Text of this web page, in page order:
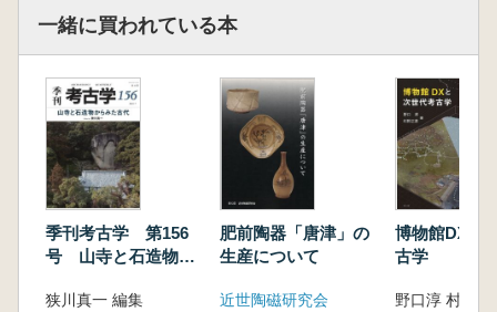
一緒に買われている本
季刊考古学 第156
号 山寺と石造物か
狭川真一 編集
肥前陶器「唐津」の
生産について
近世陶磁研究会
博物館DXと
古学
野口淳 村野正